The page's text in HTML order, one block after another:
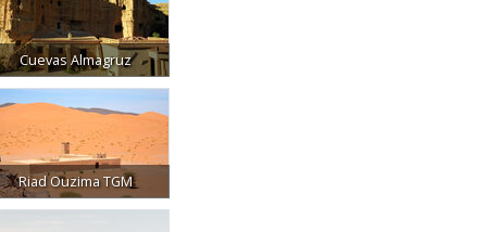
Cuevas Almagruz
Riad Ouzima TGM